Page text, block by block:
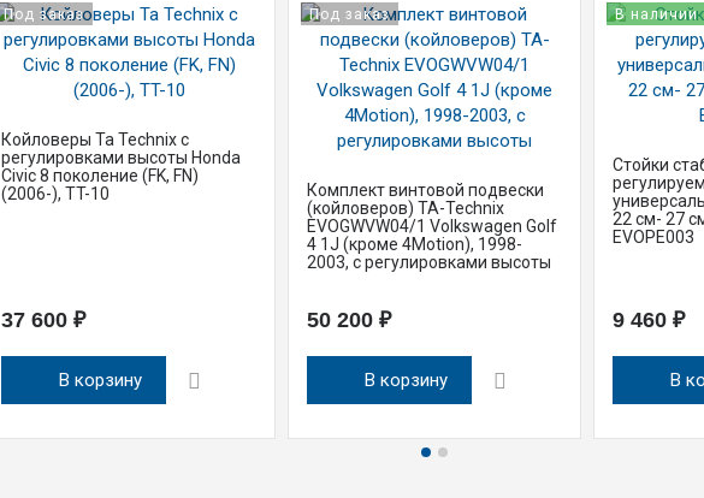
Под заказ
Койловеры Ta Technix с
регулировками высоты Honda
Civic 8 поколение (FK, FN)
(2006-), TT-10
37 600 ₽
В корзину
Под заказ
Комплект винтовой подвески
(койловеров) TA-Technix
EVOGWVW04/1 Volkswagen Golf
4 1J (кроме 4Motion), 1998-
2003, с регулировками высоты
50 200 ₽
В корзину
В наличии
Стойки
22 см- 27
EVOPE003
9 460 ₽
В